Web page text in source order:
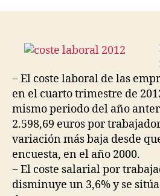
− El coste laboral de las
en el cuarto trimestre de
mismo periodo del año
2.598,69 euros por
variación más baja desde
encuesta, en el año 2000.
− El coste salarial por
disminuye un 3,6% y se